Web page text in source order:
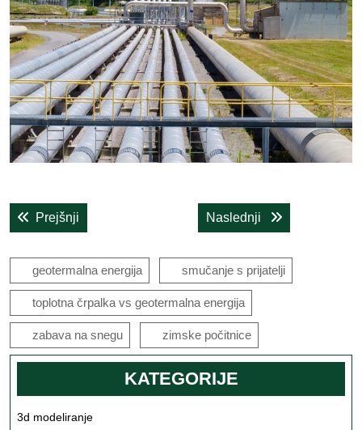
Navigacija
prispevka
Prejšnji Naslednji Next post:
geotermalna energija smučanje s prijatelji
toplotna črpalka vs geotermalna energija
zabava na snegu zimske počitnice
KATEGORIJE
3d modeliranje